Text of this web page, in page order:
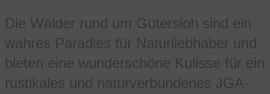
Die Wälder rund um Gütersloh sind ein
wahres Paradies für Naturliebhaber und
bieten eine wunderschöne Kulisse für ein
rustikales und naturverbundenes JGA-